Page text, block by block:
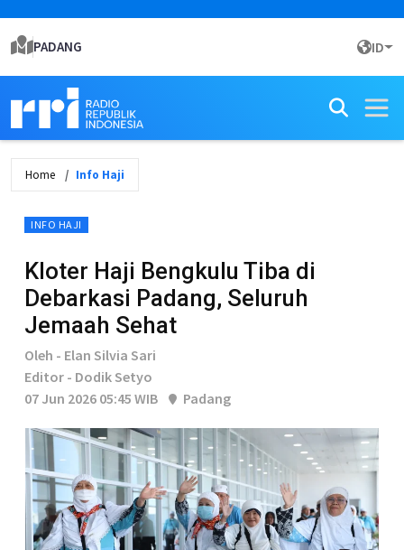
PADANG ID
Home Info Haji
INFO HAJI
Kloter Haji Bengkulu Tiba di
Debarkasi Padang, Seluruh
Jemaah Sehat
Oleh - Elan Silvia Sari
Editor - Dodik Setyo
07 Jun 2026 05:45 WIB
Padang